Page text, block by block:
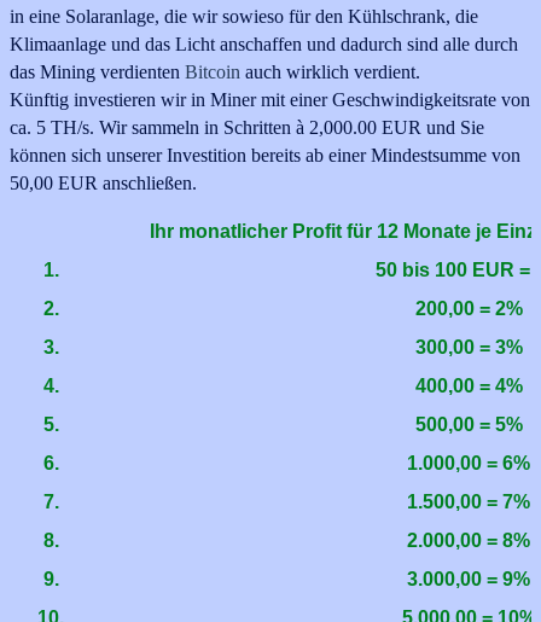
in eine Solaranlage, die wir sowieso für den Kühlschrank, die
Klimaanlage und das Licht anschaffen und dadurch sind alle durch
das Mining verdienten Bitcoin auch wirklich verdient.
Künftig investieren wir in Miner mit einerGeschwindigkeitsrate von
ca. 5 TH/s. Wir sammeln in Schritten à 2,000.00 EUR und Sie
können sich unserer Investition bereits ab einer Mindestsumme von
50,00 EUR anschließen.
Ihr monatlicher Profit für 12 Monate je
1.
50 bis 100 EUR =
2.
200,00 = 2%
3.
300,00 = 3%
4.
400,00 = 4%
5.
500,00 = 5%
6.
1.000,00 = 6%
7.
1.500,00 = 7%
8.
2.000,00 = 8%
9.
3.000,00 = 9%
10.
5.000,00 = 10%